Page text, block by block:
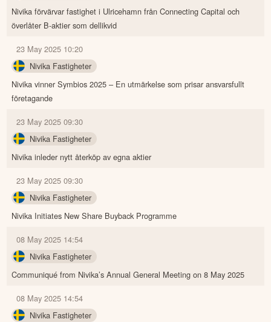
Nivika förvärvar fastighet i Ulricehamn från Connecting Capital och
överlåter B-aktier som dellikvid
23 May 2025 10:20
Nivika Fastigheter
Nivika vinner Symbios 2025 – En utmärkelse som prisar ansvarsfullt
företagande
23 May 2025 09:30
Nivika Fastigheter
Nivika inleder nytt återköp av egna aktier
23 May 2025 09:30
Nivika Fastigheter
Nivika Initiates New Share Buyback Programme
08 May 2025 14:54
Nivika Fastigheter
Communiqué from Nivika’s Annual General Meeting on 8 May 2025
08 May 2025 14:54
Nivika Fastigheter